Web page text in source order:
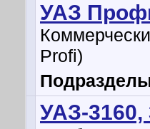
УАЗ
Profi)
УАЗ-